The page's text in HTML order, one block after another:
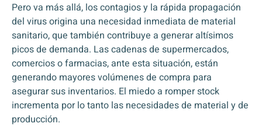
Pero va más allá, los contagios y la rápida propagación
del virus origina una necesidad inmediata de material
sanitario, que también contribuye a generar altísimos
picos de demanda. Las cadenas de supermercados,
comercios o farmacias, ante esta situación, están
generando mayores volúmenes de compra para
asegurar sus inventarios. El miedo a romper stock
incrementa por lo tanto las necesidades de material y de
producción.